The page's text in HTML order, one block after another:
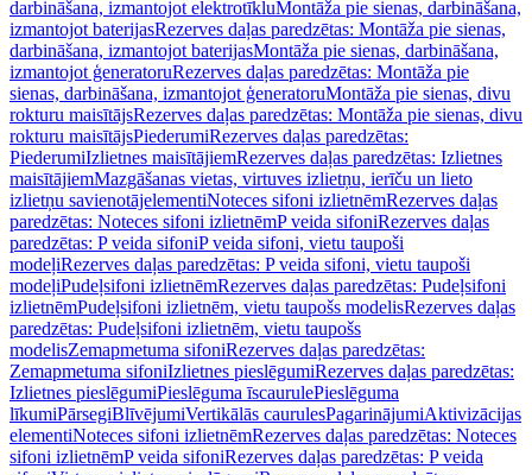
darbināšana, izmantojot elektrotīkluMontāža pie sienas, darbināšana,
izmantojot baterijasRezerves daļas paredzētas: Montāža pie sienas,
darbināšana, izmantojot baterijasMontāža pie sienas, darbināšana,
izmantojot ģeneratoruRezerves daļas paredzētas: Montāža pie
sienas, darbināšana, izmantojot ģeneratoruMontāža pie sienas, divu
rokturu maisītājsRezerves daļas paredzētas: Montāža pie sienas, divu
rokturu maisītājsPiederumiRezerves daļas paredzētas:
PiederumiIzlietnes maisītājiemRezerves daļas paredzētas: Izlietnes
maisītājiemMazgāšanas vietas, virtuves izlietņu, ierīču un lieto
izlietņu savienotājelementiNoteces sifoni izlietnēmRezerves daļas
paredzētas: Noteces sifoni izlietnēmP veida sifoniRezerves daļas
paredzētas: P veida sifoniP veida sifoni, vietu taupoši
modeļiRezerves daļas paredzētas: P veida sifoni, vietu taupoši
modeļiPudeļsifoni izlietnēmRezerves daļas paredzētas: Pudeļsifoni
izlietnēmPudeļsifoni izlietnēm, vietu taupošs modelisRezerves daļas
paredzētas: Pudeļsifoni izlietnēm, vietu taupošs
modelisZemapmetuma sifoniRezerves daļas paredzētas:
Zemapmetuma sifoniIzlietnes pieslēgumiRezerves daļas paredzētas:
Izlietnes pieslēgumiPieslēguma īscaurulePieslēguma
līkumiPārsegiBlīvējumiVertikālās caurulesPagarinājumiAktivizācijas
elementiNoteces sifoni izlietnēmRezerves daļas paredzētas: Noteces
sifoni izlietnēmP veida sifoniRezerves daļas paredzētas: P veida